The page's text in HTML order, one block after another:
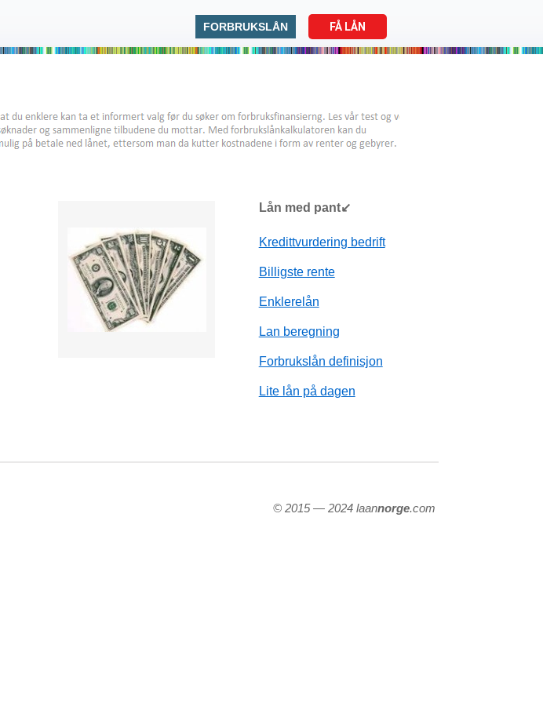
FORBRUKSLÅN FÅ LÅN
Lån med pant↙
Kredittvurdering bedrift
Billigste rente
Enklerelån
Lan beregning
Forbrukslån definisjon
Lite lån på dagen
© 2015 — 2024 laannorge.com